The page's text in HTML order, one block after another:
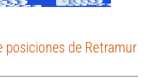
posiciones de Retramur